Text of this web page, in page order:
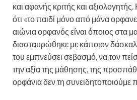
και αφανής κριτής και αξιολογητής.
ότι «το παιδί μόνο από μάνα
αιώνια ορφανός είναι όποιος στα
διασταυρώθηκε με κάποιον
του εμπνεύσει σεβασμό, να τον
την αξία της μάθησης, της
ορφάνια δεν τη συνειδητοποιούμε